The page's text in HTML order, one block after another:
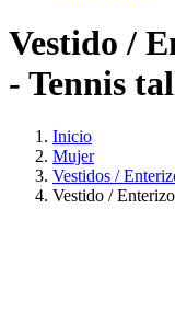
Vestido /
- Tennis
Inicio
Mujer
Vestidos /
Vestido /